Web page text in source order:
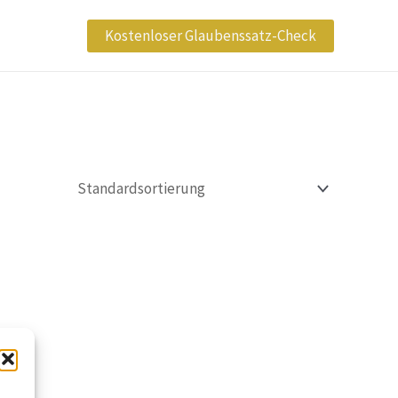
Kostenloser Glaubenssatz-Check